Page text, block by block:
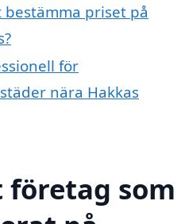
priset på
för
nära Hakkas
företag som